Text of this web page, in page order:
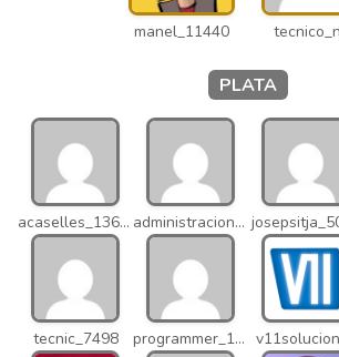
manel_11440
PLATA
acaselles_13670 administracion_nhd
tecnic_7498 programmer_12837